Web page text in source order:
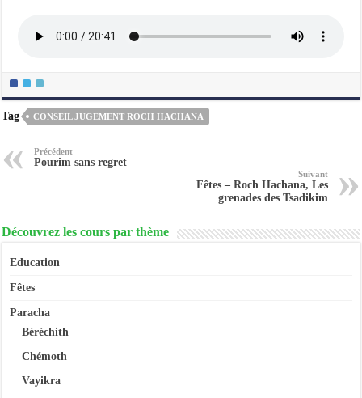
Tag CONSEIL JUGEMENT ROCH HACHANA
Précédent
Pourim sans regret
Suivant
Fêtes – Roch Hachana, Les
grenades des Tsadikim
Découvrez les cours par thème
Education
Fêtes
Paracha
Béréchith
Chémoth
Vayikra